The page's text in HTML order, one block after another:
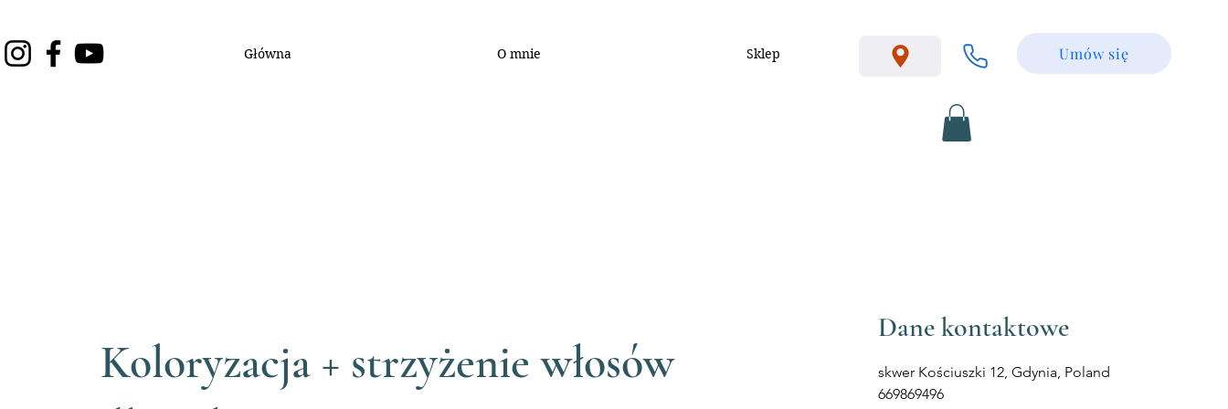
Główna O mnie Sklep Umów się
Koloryzacja + strzyżenie włosów
Dane kontaktowe
skwer Kościuszki 12, Gdynia, Poland
669869496